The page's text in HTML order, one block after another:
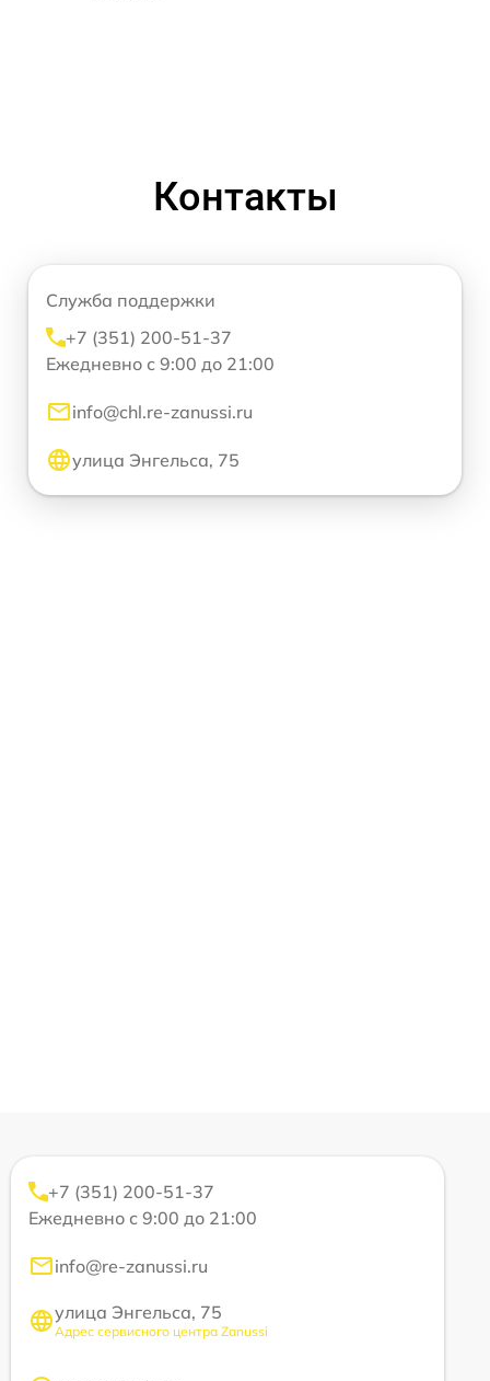
Контакты
Служба поддержки
+7 (351) 200-51-37
Ежедневно с 9:00 до 21:00
info@chl.re-zanussi.ru
улица Энгельса, 75
+7 (351) 200-51-37
Ежедневно с 9:00 до 21:00
info@re-zanussi.ru
улица Энгельса, 75
Адрес сервисного центра Zanussi